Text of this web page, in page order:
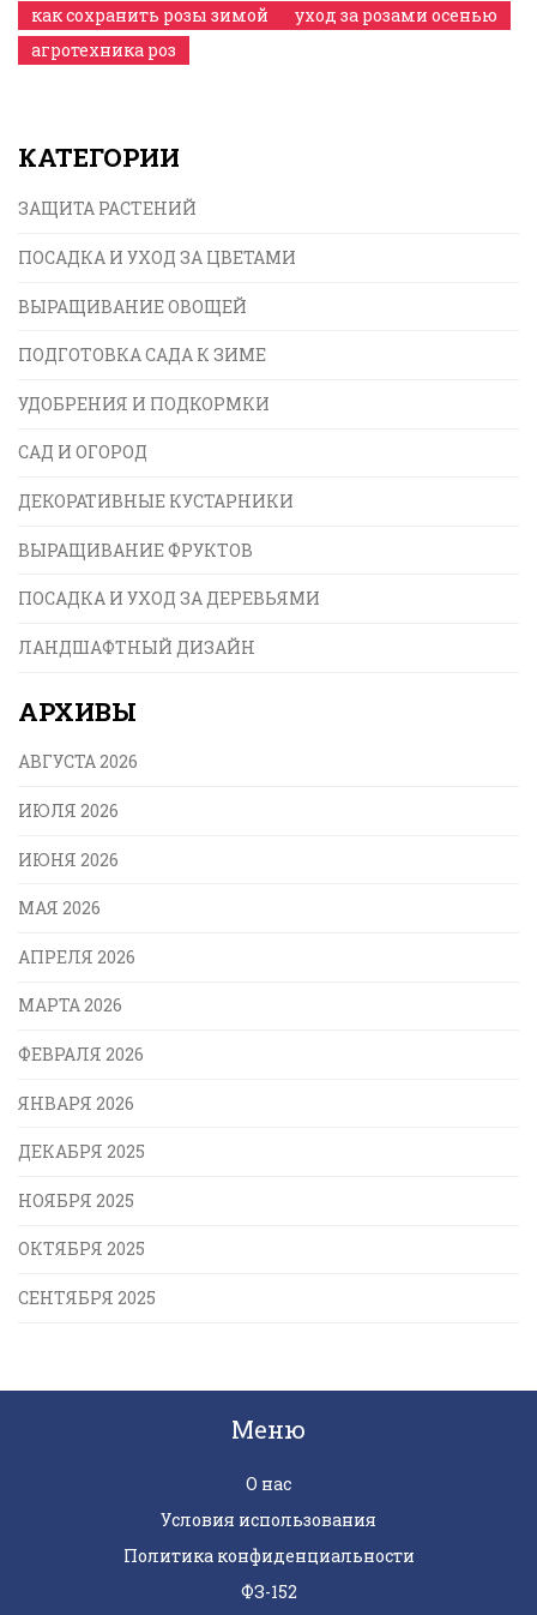
как сохранить розы зимой
уход за розами осенью
агротехника роз
КАТЕГОРИИ
ЗАЩИТА РАСТЕНИЙ
ПОСАДКА И УХОД ЗА ЦВЕТАМИ
ВЫРАЩИВАНИЕ ОВОЩЕЙ
ПОДГОТОВКА САДА К ЗИМЕ
УДОБРЕНИЯ И ПОДКОРМКИ
САД И ОГОРОД
ДЕКОРАТИВНЫЕ КУСТАРНИКИ
ВЫРАЩИВАНИЕ ФРУКТОВ
ПОСАДКА И УХОД ЗА ДЕРЕВЬЯМИ
ЛАНДШАФТНЫЙ ДИЗАЙН
АРХИВЫ
АВГУСТА 2026
ИЮЛЯ 2026
ИЮНЯ 2026
МАЯ 2026
АПРЕЛЯ 2026
МАРТА 2026
ФЕВРАЛЯ 2026
ЯНВАРЯ 2026
ДЕКАБРЯ 2025
НОЯБРЯ 2025
ОКТЯБРЯ 2025
СЕНТЯБРЯ 2025
Меню
О нас
Условия использования
Политика конфиденциальности
ФЗ-152